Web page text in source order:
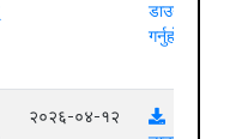
डाउनलोड
गर्नुहोस्
२०२६-०४-१२